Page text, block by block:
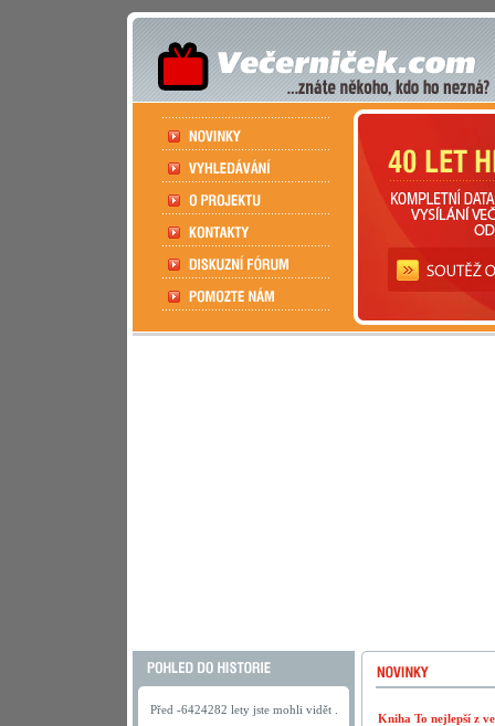
Před -6424282 lety jste mohli vidět .
Kniha To nejlepší z